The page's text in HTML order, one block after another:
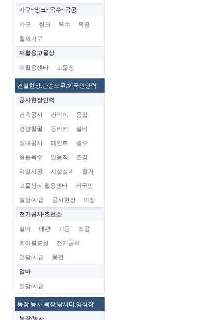
가구~씽크~목수~목공
가구 씽크 목수 목공
철재가구
재활용고물상
재활용센타 고물상
건설현장.단순노무.외국인인력
공사현장인력
건축공사 칸막이 용접
경량철골 동바리 설비
실내공사 페인트 방수
형틀목수 일용직 조경
타일시공 시설설비 철거
고물상/재활용센타 외국인
일당/시급 공사현장 미장
전기공사/조선소
설비 배관 기공 조공
케이블포설 전기공사
일당/시급 용접
알바
일당/시급
농장.농사,목장.낚시터,양식장
농장/농사